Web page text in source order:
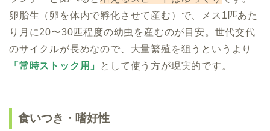
卵胎生（卵を体内で孵化させて産む）で、メス1匹あた
り月に20〜30匹程度の幼虫を産むのが目安。世代交代
のサイクルが長めなので、大量繁殖を狙うというより
「常時ストック用」
として使う方が現実的です。
食いつき・嗜好性